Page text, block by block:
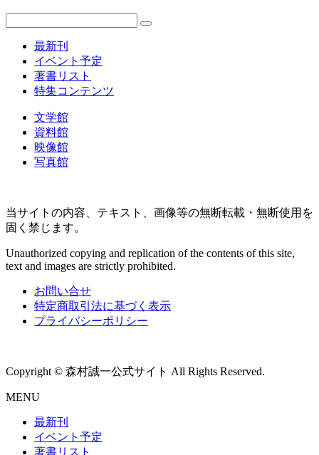
最新刊
イベント予定
著書リスト
特集コンテンツ
文学館
資料館
映像館
写真館
当サイトの内容、テキスト、画像等の無断転載・無断使用を
固く禁じます。
Unauthorized copying and replication of the contents of this site,
text and images are strictly prohibited.
お問い合せ
特定商取引法に基づく表示
プライバシーポリシー
Copyright © 森村誠一公式サイト All Rights Reserved.
MENU
最新刊
イベント予定
著書リスト